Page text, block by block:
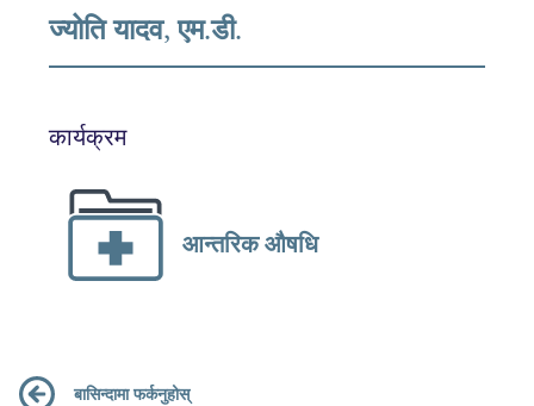
ज्योति यादव, एम.डी.
कार्यक्रम
आन्तरिक औषधि
बासिन्दामा फर्कनुहोस्